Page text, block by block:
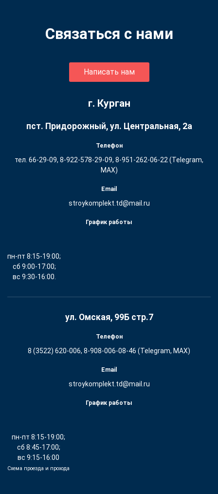
Связаться с нами
Написать нам
г. Курган
пст. Придорожный, ул. ​Центральная, 2а
Телефон
тел. 66-29-09, 8-922-578-29-09, 8-951-262-06-22 (Telegram,
MAX)
Email
stroykomplekt.td@mail.ru
График работы
пн-пт 8:15-19:00;
сб 9:00-17:00;
вс 9:30-16:00.
ул. Омская, 99Б стр.7
Телефон
8 (3522) 620-006, 8-908-006-08-46 (Telegram, MAX)
Email
stroykomplekt.td@mail.ru
График работы
пн-пт 8:15-19:00;
сб 8:45-17:00;
вс 9:15-16:00
Схема проезда и прохода